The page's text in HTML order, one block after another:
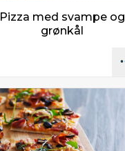
Pizza med svampe og
grønkål